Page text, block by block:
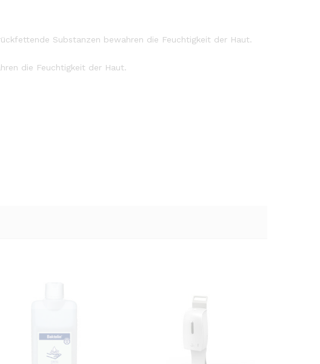
Substanzen bewahren die Feuchtigkeit der Haut.
die Feuchtigkeit der Haut.